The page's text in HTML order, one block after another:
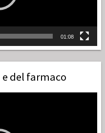
01:08
del farmaco